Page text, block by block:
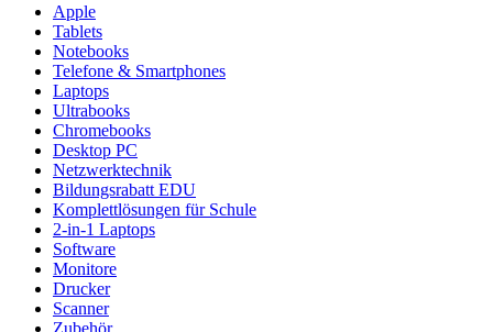
Apple
Tablets
Notebooks
Telefone & Smartphones
Laptops
Ultrabooks
Chromebooks
Desktop PC
Netzwerktechnik
Bildungsrabatt EDU
Komplettlösungen für Schule
2-in-1 Laptops
Software
Monitore
Drucker
Scanner
Zubehör